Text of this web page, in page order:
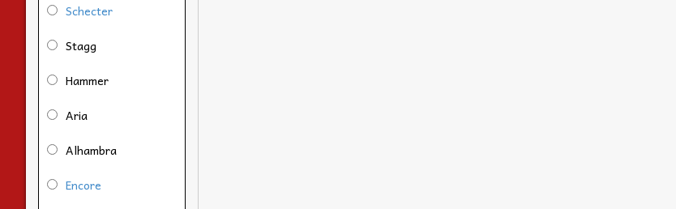
Schecter
Stagg
Hammer
Aria
Alhambra
Encore